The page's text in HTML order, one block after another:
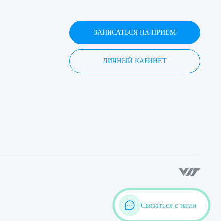
ЗАПИСАТЬСЯ НА ПРИЕМ
ЛИЧНЫЙ КАБИНЕТ
Связаться с нами